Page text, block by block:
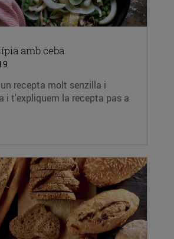
amb ceba
recepta molt senzilla i
i t'expliquem la recepta pas a